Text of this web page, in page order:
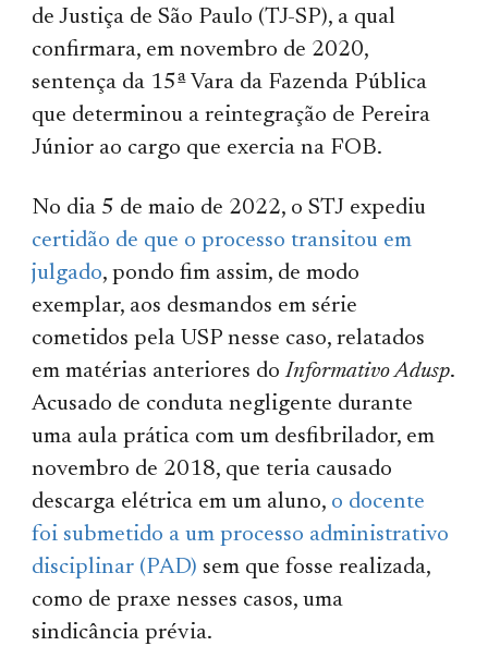
de Justiça de São Paulo (TJ-SP), a qual
confirmara, em novembro de 2020,
sentença da 15ª Vara da Fazenda Pública
que determinou a reintegração de Pereira
Júnior ao cargo que exercia na FOB.
No dia 5 de maio de 2022, o STJ expediu
certidão de que o processo transitou em
julgado, pondo fim assim, de modo
exemplar, aos desmandos em série
cometidos pela USP nesse caso, relatados
em matérias anteriores doInformativo Adusp.
Acusado de conduta negligente durante
uma aula prática com um desfibrilador, em
novembro de 2018, que teria causado
descarga elétrica em um aluno, o docente
foi submetido a um processo administrativo
disciplinar (PAD) sem que fosse realizada,
como de praxe nesses casos, uma
sindicância prévia.